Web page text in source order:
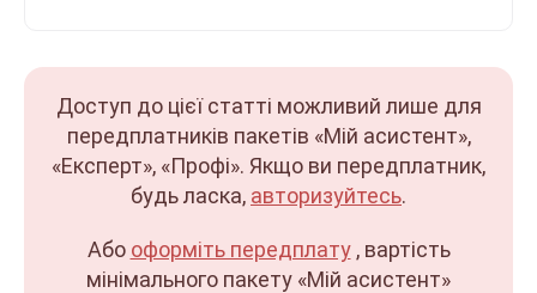
Доступ до цієї статті можливий лише для
передплатників пакетів «Мій асистент»,
«Експерт», «Профі». Якщо ви передплатник,
будь ласка, авторизуйтесь.
Або оформіть передплату, вартість
мінімального пакету «Мій асистент»